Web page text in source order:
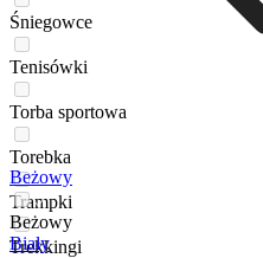
Śniegowce
Tenisówki
Torba sportowa
Torebka
Trampki
Trekkingi
Beżowy
Beżowy
Biały